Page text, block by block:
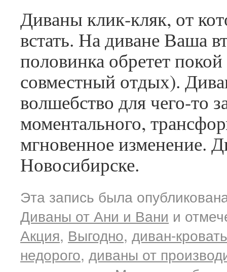
Диваны клик-кляк, от
встать. На диване Ваша
половинка обретет
совместный отдых).
волшебство для чего-то
моментального,
мгновенное изменение.
Новосибирске.
Эта запись была
Диваны от Ани и Вани и
Акция, Выгодно, диван-кровать
недорого, диваны от